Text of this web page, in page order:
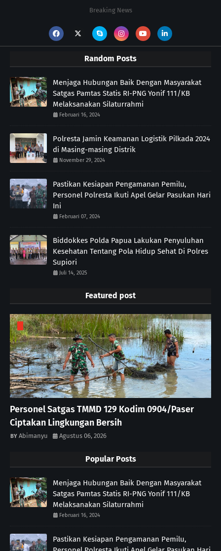
Breaking News
Random Posts
Menjaga Hubungan Baik Dengan Masyarakat
Satgas Pamtas Statis RI-PNG Yonif 111/KB
Melaksanakan Silaturrahmi
Februari 16, 2024
Polresta Jamin Keamanan Logistik Pilkada 2024
di Masing-masing Distrik
November 29, 2024
Pastikan Kesiapan Pengamanan Pemilu,
Personel Polresta Ikuti Apel Gelar Pasukan Hari
Ini
Februari 07, 2024
Biddokkes Polda Papua Lakukan Penyuluhan
Kesehatan Tentang Pola Hidup Sehat Di Polres
Supiori
Juli 14, 2025
Featured post
Personel Satgas TMMD 129 Kodim 0904/Paser
Ciptakan Lingkungan Bersih
Abimanyu Agustus 06, 2026
Popular Posts
Menjaga Hubungan Baik Dengan Masyarakat
Satgas Pamtas Statis RI-PNG Yonif 111/KB
Melaksanakan Silaturrahmi
Februari 16, 2024
Pastikan Kesiapan Pengamanan Pemilu,